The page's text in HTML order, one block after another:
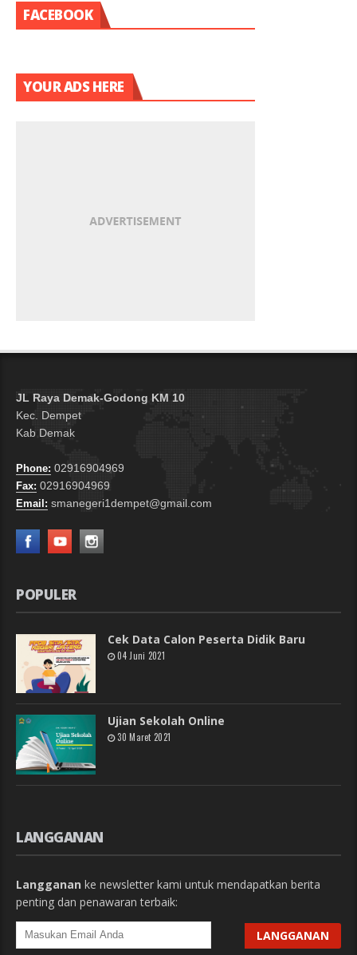
FACEBOOK
YOUR ADS HERE
JL Raya Demak-Godong KM 10
Kec. Dempet
Kab Demak
Phone: 02916904969
Fax: 02916904969
Email: smanegeri1dempet@gmail.com
POPULER
Cek Data Calon Peserta Didik Baru
04 Juni 2021
Ujian Sekolah Online
30 Maret 2021
LANGGANAN
Langganan ke newsletter kami untuk mendapatkan berita
penting dan penawaran terbaik: